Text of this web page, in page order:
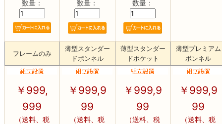
数量： 数量： 数量：
フレームのみ
薄型スタンダー
ドボンネル
薄型スタンダー
ドポケット
薄型プレミアム
ボンネル
￥ 999,
999
（送料、税
￥ 999,9
99
（送料、税
￥ 999,9
99
（送料、税
￥ 999,9
99
（送料、税